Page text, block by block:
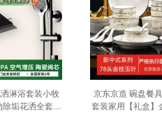
淋浴套装小牧
垢花洒全套置
京东京造 碗盘餐
套装家用【礼盒】